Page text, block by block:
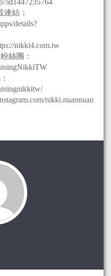
id1447235764
連結：
details?
nikki4.com.tw
絲團：
nikki.nuannuan